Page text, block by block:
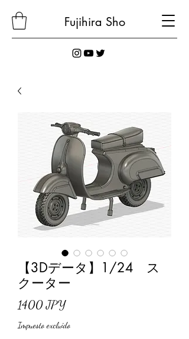
Fujihira Sho
【3Dデータ】1/24 ス
クーター
1400 JPYPrecio
Impuesto excluido